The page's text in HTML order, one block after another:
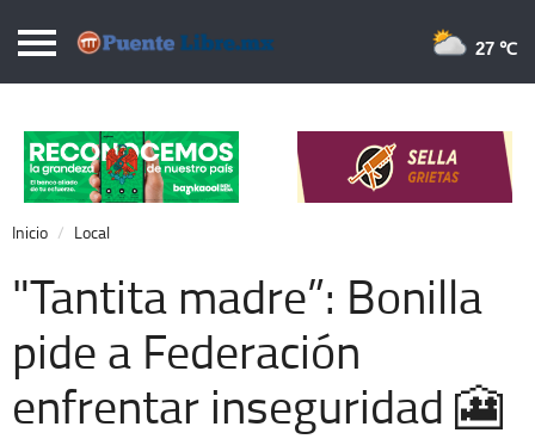
Puentelibre.mx
Local
Nacional
Opinión
Cronos
Economía
Espectáculos
27 ℃
Inicio Local
"Tantita madre”: Bonilla
pide a Federación
enfrentar inseguridad 🎦